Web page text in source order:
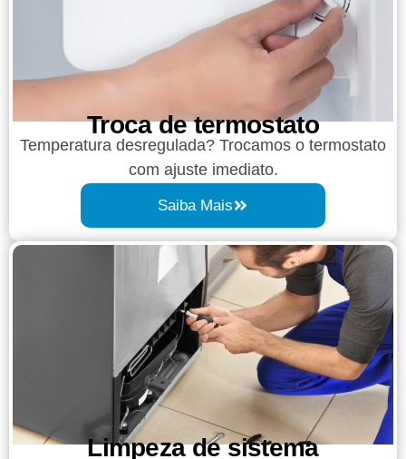
Troca de termostato
Temperatura desregulada? Trocamos o termostato
com ajuste imediato.
Saiba Mais
Limpeza de sistema